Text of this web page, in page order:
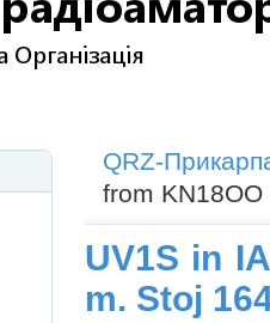
QRZ-
from
UV1S in
m. Stoj